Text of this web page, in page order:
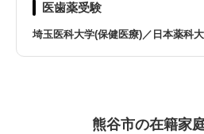
ふじみ野市
宮代町
医歯薬受験
埼玉医科大学(保健医療)／日本薬科大
熊谷市の在籍家